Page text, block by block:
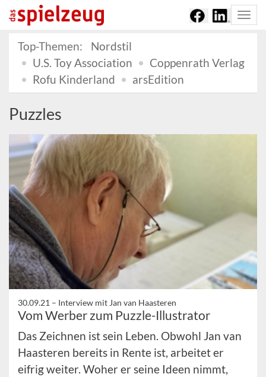
Top-Themen:
Nordstil
U.S. Toy Association
Coppenrath Verlag
Rofu Kinderland
arsEdition
Puzzles
30.09.21 – Interview mit Jan van Haasteren
Vom Werber zum Puzzle-Illustrator
Das Zeichnen ist sein Leben. Obwohl Jan van
Haasteren bereits in Rente ist, arbeitet er
eifrig weiter. Woher er seine Ideen nimmt,